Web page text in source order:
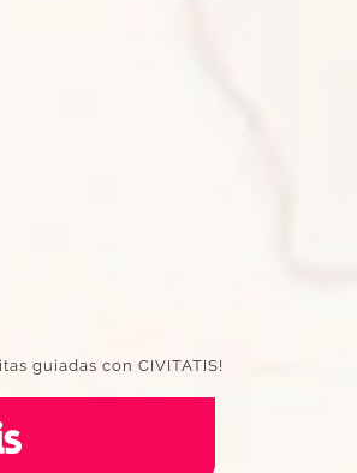
guiadas con CIVITATIS!